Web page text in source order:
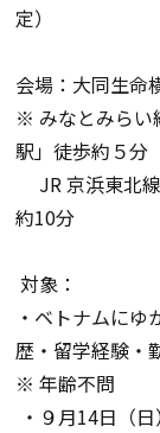
定）
会場：大同生命
※ みなとみらい
駅」徒歩約５分
JR 京浜東北
約10分
対象：
・ベトナムに
歴・留学経験・
※ 年齢不問
・９月14日（